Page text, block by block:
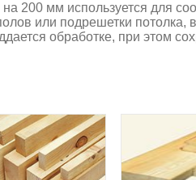
200 мм используется для
или подрешетки потолка,
обработке, при этом